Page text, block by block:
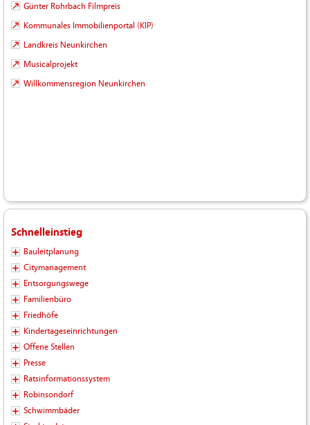
Günter Rohrbach Filmpreis
Kommunales Immobilienportal (KIP)
Landkreis Neunkirchen
Musicalprojekt
Willkommensregion Neunkirchen
Schnelleinstieg
Bauleitplanung
Citymanagement
Entsorgungswege
Familienbüro
Friedhöfe
Kindertageseinrichtungen
Offene Stellen
Presse
Ratsinformationssystem
Robinsondorf
Schwimmbäder